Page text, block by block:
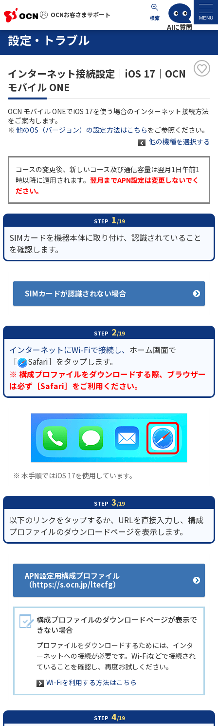
OCNお客さまサポート 検索 MENU
OCNお客さまサポート
サポートトップ
サービス名から探す
よくあるご質問
工事・故障情報
各種ダウンロード
お問い合わせ
履歴・お気に入り
NTTドコモビジネスのお客さ
工事・故障情報通知
OCN サービス一覧
設定・トラブル
インターネット接続設定｜iOS 17｜OCN
モバイル ONE
OCN モバイル ONEでiOS 17を使う場合のインターネット接続方法
をご案内します。
※ 他のOS（バージョン）の設定方法はこちらをご参照ください。
他の機種を選択する
コースの変更後、新しいコース及び通信容量は翌月1日午前1
時以降に適用されます。 翌月までAPN設定は変更しないでく
ださい。
STEP 1/19
SIMカードを機器本体に取り付け、認識されていること
を確認します。
SIMカードが認識されない場合
STEP 2/19
インターネットにWi-Fiで接続し、 ホーム画面で
［
Safari］をタップします。
※ 構成プロファイルをダウンロードする際、ブラウザー
は必ず［Safari］をご利用ください。
※ 本手順ではiOS 17を使用しています。
STEP 3/19
以下のリンクをタップするか、URLを直接入力し、構成
プロファイルのダウンロードページを表示します。
APN設定用構成プロファイル
（https://s.ocn.jp/ltecfg）
構成プロファイルのダウンロードページが表示で
きない場合
プロファイルをダウンロードするためには、インタ
ーネットへの接続が必要です。Wi-Fiなどで接続され
ていることを確認し、再度お試しください。
Wi-Fiを利用する方法はこちら
STEP 4/19